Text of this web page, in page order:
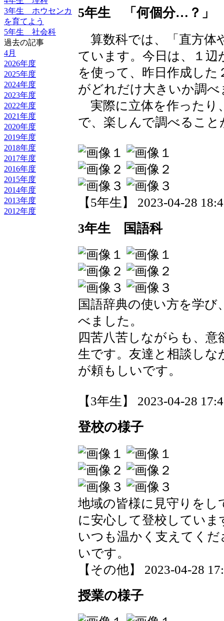
3年生 ホウセンカ
を育てよう
5年生 社会科
過去の記事
4月
2026年度
2025年度
2024年度
2023年度
2022年度
2021年度
2020年度
2019年度
2018年度
2017年度
2016年度
2015年度
2014年度
2013年度
2012年度
5年生 「何個分…？」
算数科では、「直方体
ています。今日は、１
を使って、昨日作成し
がどれだけ大きいか調べ
実際に立体を作ったり
で、楽しんで調べるこ
【5年生】 2023-04-28
3年生 国語科
国語辞典の使い方を学
べました。
四苦八苦しながらも、
生です。友達と相談し
が頼もしいです。
【3年生】 2023-04-28
登校の様子
地域の皆様に見守りを
に安心して登校していま
いつも温かく支えてく
いです。
【その他】 2023-04-28
授業の様子